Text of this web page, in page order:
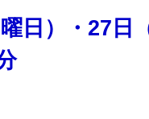
日）・27日